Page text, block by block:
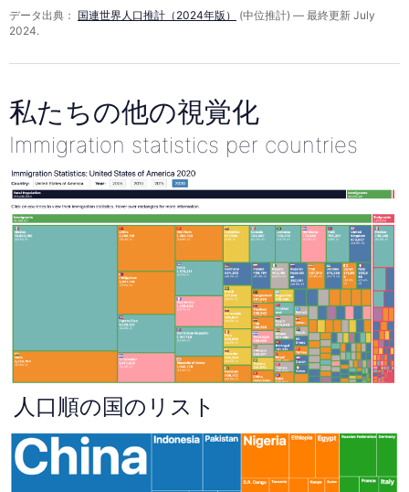
データ出典： 国連世界人口推計（2024年版）
(中位推計) — 最終更新 July
2024.
私たちの他の視覚化
Immigration statistics per countries
人口順の国のリスト